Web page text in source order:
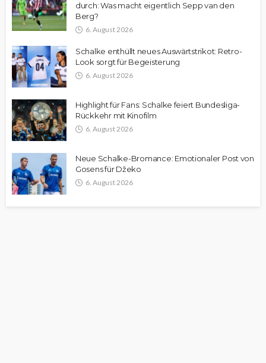
durch: Was macht eigentlich Sepp van den
Berg?
6. August 2026
Schalke enthüllt neues Auswärtstrikot: Retro-
Look sorgt für Begeisterung
6. August 2026
Highlight für Fans: Schalke feiert Bundesliga-
Rückkehr mit Kinofilm
6. August 2026
Neue Schalke-Bromance: Emotionaler Post von
Gosens für Džeko
6. August 2026